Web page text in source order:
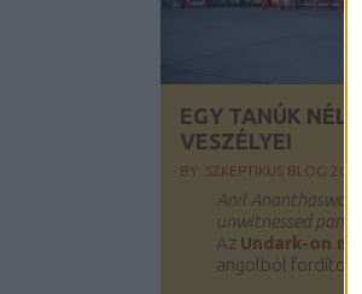
EGY TANÚK
VESZÉLYEI
BY: SZKEPTIKUS BLOG
Anil
unwitnessed
Az Undark-on
angolból